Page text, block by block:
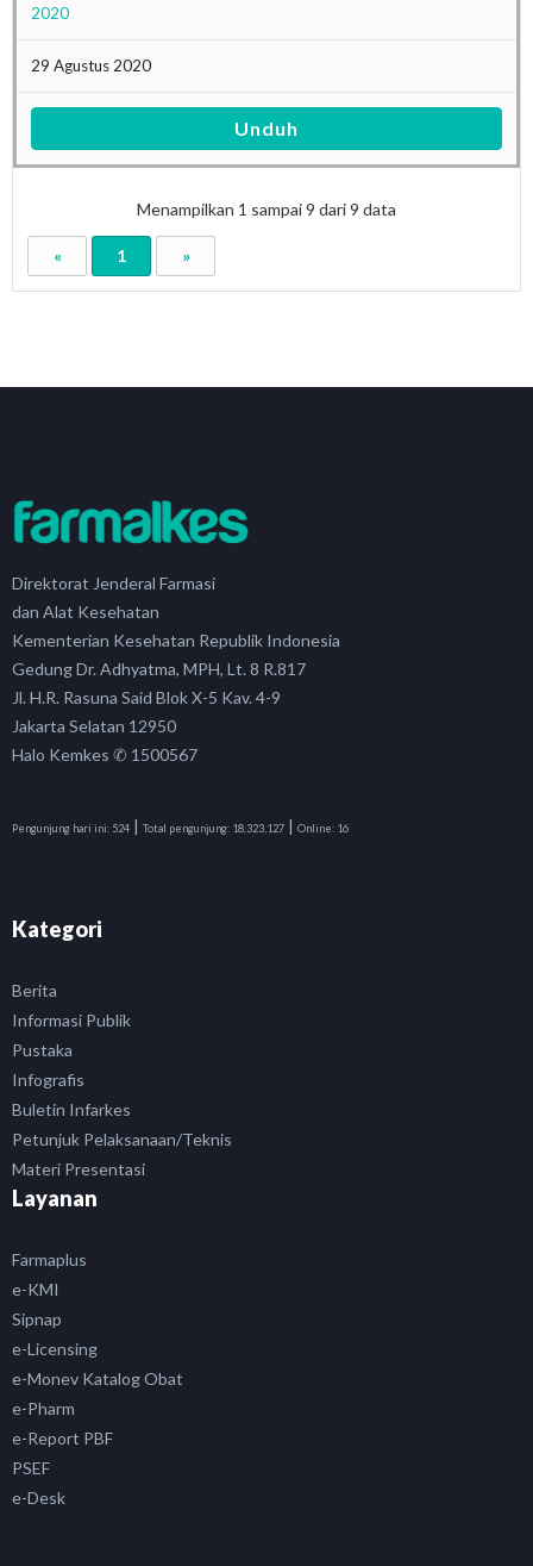
2020
29 Agustus 2020
Unduh
Menampilkan 1 sampai9 dari9 data
« 1 »
Direktorat Jenderal Farmasi
dan Alat Kesehatan
Kementerian Kesehatan Republik Indonesia
Gedung Dr. Adhyatma, MPH, Lt. 8 R.817
Jl. H.R. Rasuna Said Blok X-5 Kav. 4-9
Jakarta Selatan 12950
Halo Kemkes ✆ 1500567
Pengunjung hari ini: 524 | Total pengunjung: 18,323,127 | Online: 16
Kategori
Berita
Informasi Publik
Pustaka
Infografis
Buletin Infarkes
Petunjuk Pelaksanaan/Teknis
Materi Presentasi
Layanan
Farmaplus
e-KMI
Sipnap
e-Licensing
e-Monev Katalog Obat
e-Pharm
e-Report PBF
PSEF
e-Desk